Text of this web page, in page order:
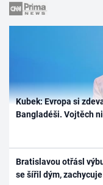
Kubek: Evropa si
Bangladéši. Vojtěch
Bratislavou otřásl
se šířil dým,